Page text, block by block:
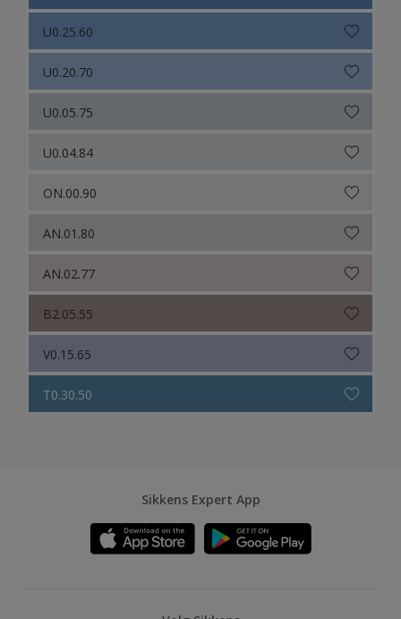
U0.25.60
U0.20.70
U0.05.75
U0.04.84
ON.00.90
AN.01.80
AN.02.77
B2.05.55
V0.15.65
T0.30.50
Sikkens Expert App